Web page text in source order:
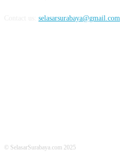
selasarsurabaya@gmail.com
© SelasarSurabaya.com 2025